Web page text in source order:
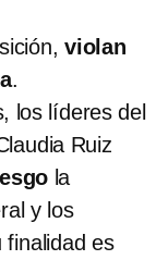
violan
.
los líderes del
Ruiz
la
y los
finalidad es